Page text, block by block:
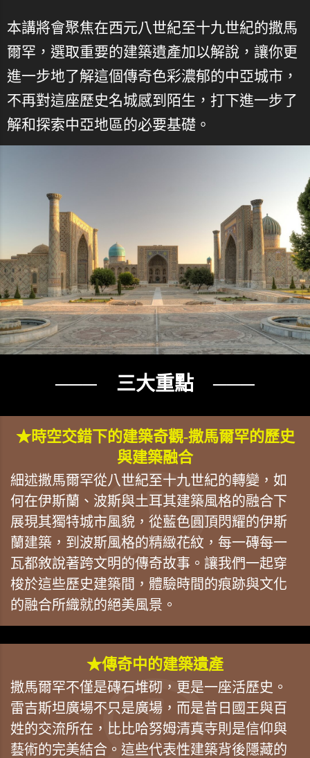
本講將會聚焦在西元八世紀至十九世紀的撒馬
爾罕，選取重要的建築遺產加以解說，讓你更
進一步地了解這個傳奇色彩濃郁的中亞城市，
不再對這座歷史名城感到陌生，打下進一步了
解和探索中亞地區的必要基礎。
─── 三大重點 ───
★時空交錯下的建築奇觀-撒馬爾罕的歷史
與建築融合
細述撒馬爾罕從八世紀至十九世紀的轉變，如
何在伊斯蘭、波斯與土耳其建築風格的融合下
展現其獨特城市風貌，從藍色圓頂閃耀的伊斯
蘭建築，到波斯風格的精緻花紋，每一磚每一
瓦都敘說著跨文明的傳奇故事。讓我們一起穿
梭於這些歷史建築間，體驗時間的痕跡與文化
的融合所織就的絕美風景。
★傳奇中的建築遺產
撒馬爾罕不僅是磚石堆砌，更是一座活歷史。
雷吉斯坦廣場不只是廣場，而是昔日國王與百
姓的交流所在，比比哈努姆清真寺則是信仰與
藝術的完美結合。這些代表性建築背後隱藏的